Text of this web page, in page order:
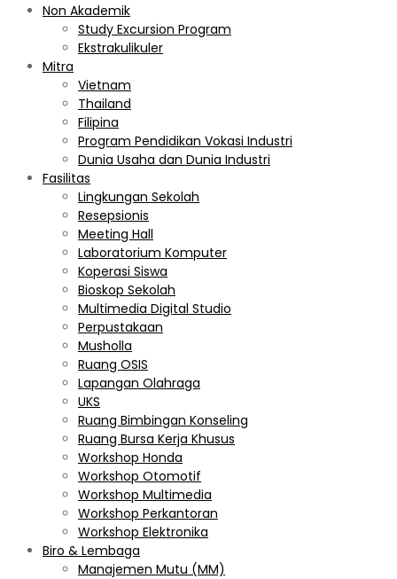
Non Akademik
Study Excursion Program
Ekstrakulikuler
Mitra
Vietnam
Thailand
Filipina
Program Pendidikan Vokasi Industri
Dunia Usaha dan Dunia Industri
Fasilitas
Lingkungan Sekolah
Resepsionis
Meeting Hall
Laboratorium Komputer
Koperasi Siswa
Bioskop Sekolah
Multimedia Digital Studio
Perpustakaan
Musholla
Ruang OSIS
Lapangan Olahraga
UKS
Ruang Bimbingan Konseling
Ruang Bursa Kerja Khusus
Workshop Honda
Workshop Otomotif
Workshop Multimedia
Workshop Perkantoran
Workshop Elektronika
Biro & Lembaga
Manajemen Mutu (MM)